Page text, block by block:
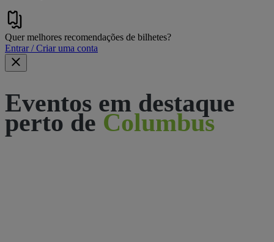
Quer melhores recomendações de bilhetes?
Entrar / Criar uma conta
Eventos em destaque
perto de Columbus